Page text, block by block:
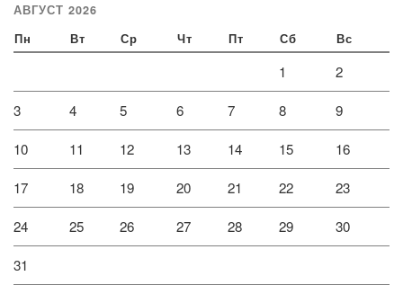
АВГУСТ 2026
Пн Вт Ср Чт Пт Сб Вс
1 2
3 4 5 6 7 8 9
10 11 12 13 14 15 16
17 18 19 20 21 22 23
24 25 26 27 28 29 30
31